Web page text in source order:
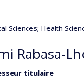
Sciences; Health
Rabasa-
titulaire